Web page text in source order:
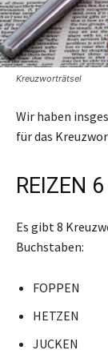
Kreuzworträtsel
Wir haben
für das
REIZEN
Es gibt 8
Buchstaben:
FOPPEN
HETZEN
JUCKEN